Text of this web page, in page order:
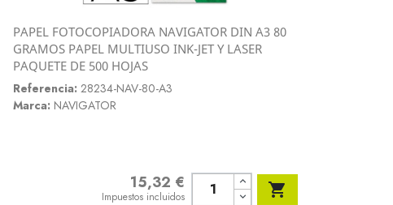
Vista rápida
PAPEL FOTOCOPIADORA NAVIGATOR DIN A3 80
GRAMOS PAPEL MULTIUSO INK-JET Y LASER
PAQUETE DE 500 HOJAS
Referencia: 28234-NAV-80-A3
Marca: NAVIGATOR
Precio15,32 €
Impuestos incluidos 